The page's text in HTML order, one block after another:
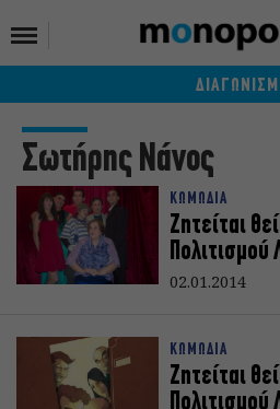
Σωτήρης Νάνος
ΚΩΜΩΔΙΑ
Ζητείται
Πολιτισμού
02.01.2014
ΚΩΜΩΔΙΑ
Ζητείται
Πολιτισμού